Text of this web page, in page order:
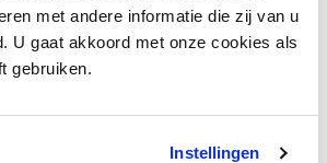
met andere informatie die zij van u
U gaat akkoord met onze cookies als
gebruiken.
Instellingen